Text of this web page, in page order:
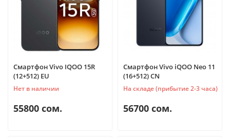
Смартфон Vivo IQOO 15R
(12+512) EU
Нет в наличии
55800 сом.
Смартфон Vivo iQOO Neo 11
(16+512) CN
На складе (прибытие 2-3 часа)
56700 сом.